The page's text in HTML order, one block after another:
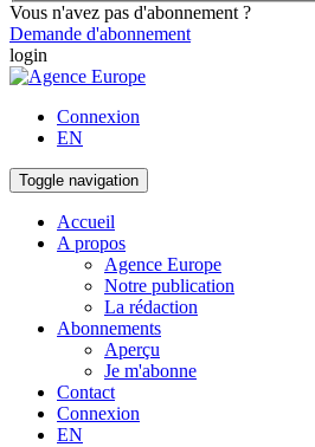
Vous n'avez pas d'abonnement ?
Demande d'abonnement
login
Connexion
EN
Toggle navigation
Accueil
A propos
Agence Europe
Notre publication
La rédaction
Abonnements
Aperçu
Je m'abonne
Contact
Connexion
EN